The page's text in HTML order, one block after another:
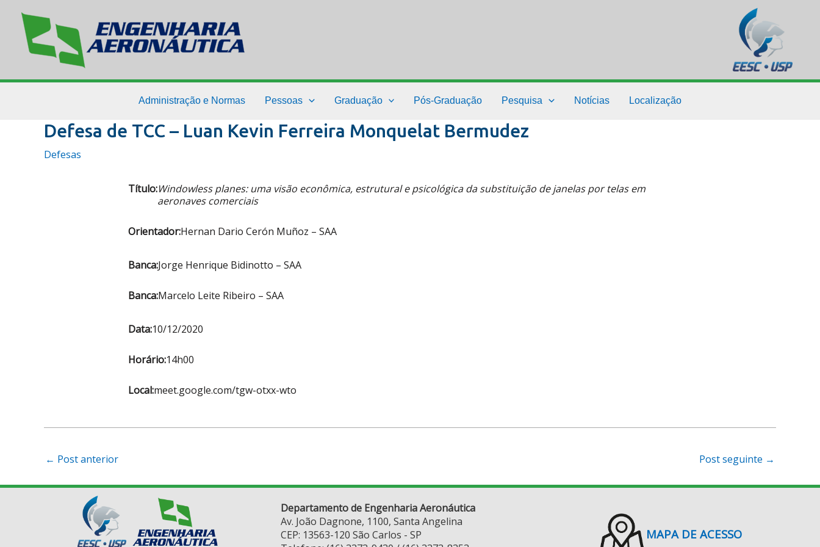
conteúdo
Administração e Normas Pessoas Graduação Pós-Graduação Pesquisa Notícias Localização
Defesa de TCC – Luan Kevin Ferreira Monquelat Bermudez
Defesas
Título:Windowless planes: uma visão econômica, estrutural e psicológica da substituição de janelas por telas em
aeronaves comerciais
Orientador:Hernan Dario Cerón Muñoz – SAA
Banca:Jorge Henrique Bidinotto – SAA
Banca:Marcelo Leite Ribeiro – SAA
Data:10/12/2020
Horário:14h00
Local:meet.google.com/tgw-otxx-wto
Post
navigation
← Post anterior Post seguinte →
Departamento de Engenharia Aeronáutica
Av. João Dagnone, 1100, Santa Angelina
CEP: 13563-120 São Carlos - SP
MAPA DE ACESSO